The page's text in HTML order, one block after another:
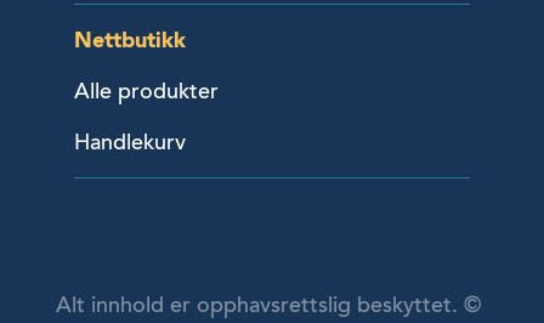
Nettbutikk
Alle produkter
Handlekurv
Alt innhold er opphavsrettslig beskyttet. ©